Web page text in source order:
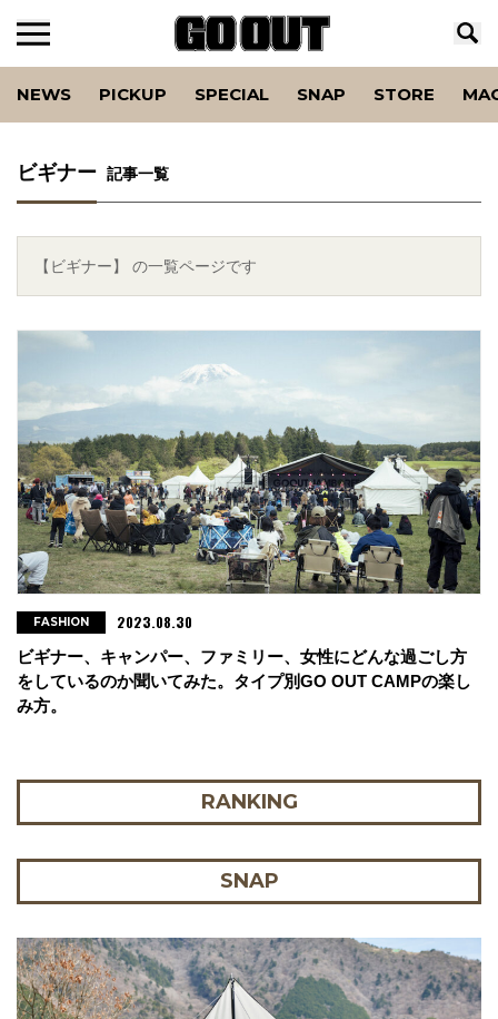
NEWS PICKUP SPECIAL SNAP STORE
ビギナー 記事一覧
【ビギナー】 の一覧ページです
ビギナー、キャンパー、ファミリー、女性にどんな過ごし方
をしているのか聞いてみた。タイプ別GO OUT CAMPの楽し
み方。
FASHION 2023.08.30
RANKING
SNAP